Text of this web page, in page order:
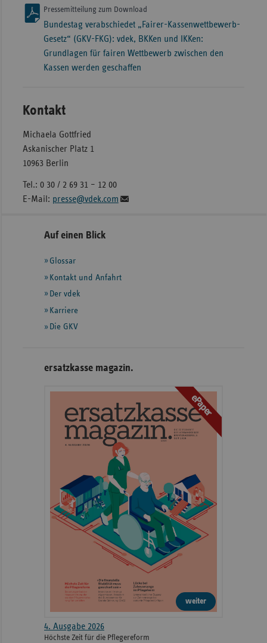
Pressemitteilung zum Download
Bundestag verabschiedet „Fairer-Kassenwettbewerb-
Gesetz“ (GKV-FKG): vdek, BKKen und IKKen:
Grundlagen für fairen Wettbewerb zwischen den
Kassen werden geschaffen
Kontakt
Michaela Gottfried
Askanischer Platz 1
10963 Berlin
Tel.: 0 30 / 2 69 31 – 12 00
E-Mail: presse@vdek.com
Seitennavigation
Seitenleiste
weiteren
Informationen
Auf einen Blick
Glossar
Kontakt und Anfahrt
Der vdek
Karriere
Die GKV
ersatzkasse magazin.
ePaper
weiter
4. Ausgabe 2026
Höchste Zeit für die Pflegereform